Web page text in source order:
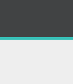
contenuto